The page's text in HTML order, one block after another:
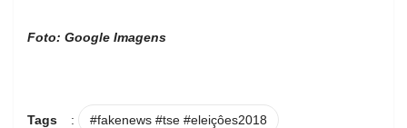
Foto: Google Imagens
Tags : #fakenews #tse #eleiçôes2018